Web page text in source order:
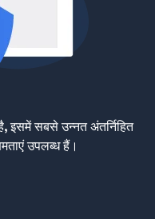
इसमें सबसे उन्नत अंतर्निहित
उपलब्ध हैं।